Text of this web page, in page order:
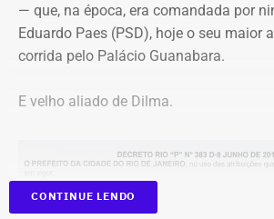
Programação reúne música, livros,
— que, na época, era comandada por
Eduardo Paes (PSD), hoje o seu maior
corrida pelo Palácio Guanabara.
E velho aliado de Dilma.
CONTINUE LENDO